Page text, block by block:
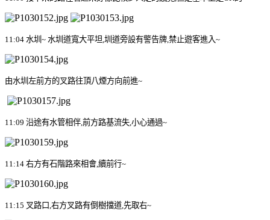
11:04 水圳 ~ 水圳道寬大平坦 圳道旁設有警告牌 禁止遊客進入~
由水圳左前方的叉路往頂八煙方向前進~
11:09 沿途有水管相伴 前方路基流失 小心通過~
11:14 右方有石階路來相會 續前行~
11:15 叉路口 右方叉路有倒樹擋道 先取右~